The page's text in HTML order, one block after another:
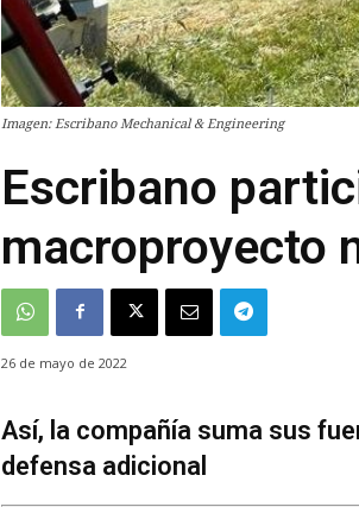
Imagen: Escribano Mechanical & Engineering
Escribano
macroproyecto
26 de mayo de 2022
Así, la compañía suma sus
defensa adicional